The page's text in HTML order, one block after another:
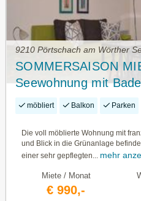
9210 Pörtschach am Wörther
SOMMERSAISON
Seewohnung mit
Wörthersee vom
möbliert Balkon Parken
Die voll möblierte Wohnung mit
und Blick in die Grünanlage
einer sehr gepflegten...
mehr
Miete / Monat
€ 990,-